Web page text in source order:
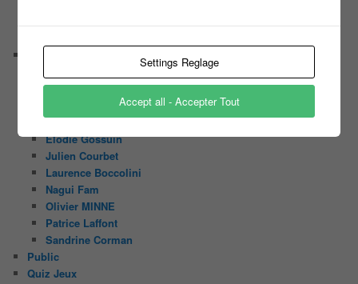
Cécilie Conhoc
Christophe Dechavanne
Damien Thévenot
Elodie Gossuin
Julien Courbet
Laurence Boccolini
Nagui Fam
Olivier MINNE
Patrice Laffont
Sandrine Corman
Public
Quiz Jeux
Settings Reglage
Accept all - Accepter Tout